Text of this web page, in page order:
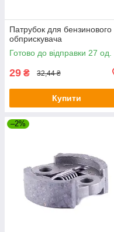
Патрубок для бензинового
обприскувача
Готово до відправки 27 од.
29 ₴ 32,44 ₴
Купити
–2%